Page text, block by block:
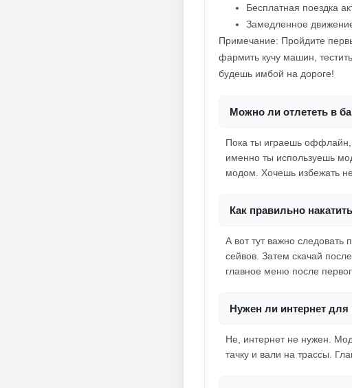
Бесплатная поездка
Замедленное
Примечание: Пройдите
фармить кучу машин,
будешь имбой на дороге!
Можно ли отлететь в
Пока ты играешь оффлайн,
именно ты используешь
модом. Хочешь избежать
Как правильно
А вот тут важно следовать
сейвов. Затем скачай
главное меню после
Нужен ли интернет
Не, интернет не нужен.
тачку и вали на трассы.